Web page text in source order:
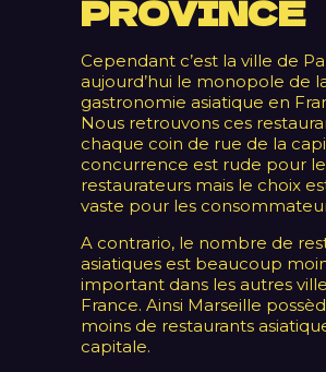
PROVINCE
Cependant c’est la ville de
aujourd’hui le monopole de
gastronomie asiatique en
Nous retrouvons ces
chaque coin de rue de la
concurrence est rude pour
restaurateurs mais le choix
vaste pour les
A contrario, le nombre de
asiatiques est beaucoup
important dans les autres
France. Ainsi Marseille
moins de restaurants
capitale.